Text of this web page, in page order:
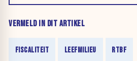
VERMELD IN DIT ARTIKEL
FISCALITEIT LEEFMILIEU RTBF